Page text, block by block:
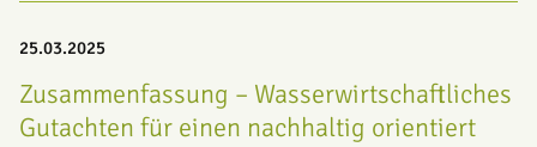
25.03.2025
Zusammenfassung – Wasserwirtschaftliches
Gutachten für einen nachhaltig orientiert